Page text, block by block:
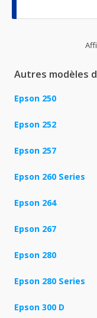
Autres modèles
Epson 250
Epson 252
Epson 257
Epson 260 Series
Epson 264
Epson 267
Epson 280
Epson 280 Series
Epson 300 D